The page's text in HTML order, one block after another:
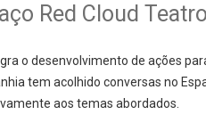
Red Cloud
o desenvolvimento de ações
tem acolhido conversas no
aos temas abordados.